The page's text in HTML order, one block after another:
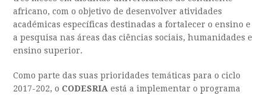
africano, com o objetivo de desenvolver atividades
académicas específicas destinadas a fortalecer o ensino e
a pesquisa nas áreas das ciências sociais, humanidades e
ensino superior.
Como parte das suas prioridades temáticas para o ciclo
2017-202, o CODESRIA está a implementar o programa